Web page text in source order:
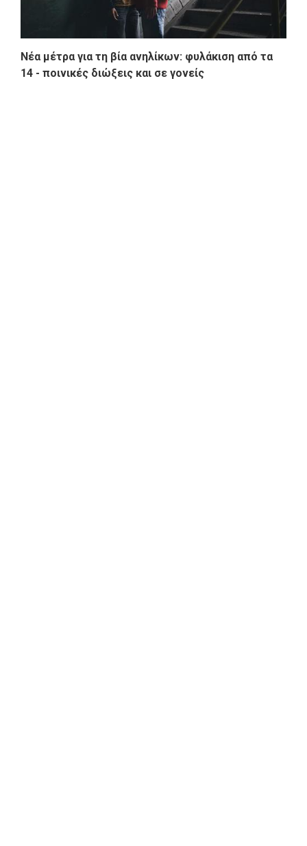
Νέα μέτρα για τη βία ανηλίκων: φυλάκιση από τα
14 - ποινικές διώξεις και σε γονείς